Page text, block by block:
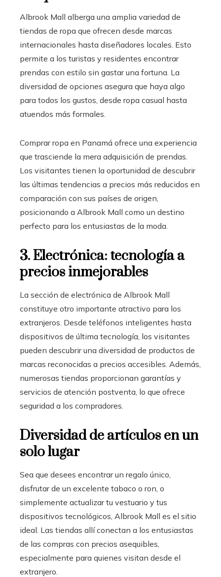
Albrook Mall alberga una amplia variedad de
tiendas de ropa que ofrecen desde marcas
internacionales hasta diseñadores locales. Esto
permite a los turistas y residentes encontrar
prendas con estilo sin gastar una fortuna. La
diversidad de opciones asegura que haya algo
para todos los gustos, desde ropa casual hasta
atuendos más formales.
Comprar ropa en Panamá ofrece una experiencia
que trasciende la mera adquisición de prendas.
Los visitantes tienen la oportunidad de descubrir
las últimas tendencias a precios más reducidos en
comparación con sus países de origen,
posicionando a Albrook Mall como un destino
perfecto para los entusiastas de la moda.
3. Electrónica: tecnología a
precios inmejorables
La sección de electrónica de Albrook Mall
constituye otro importante atractivo para los
extranjeros. Desde teléfonos inteligentes hasta
dispositivos de última tecnología, los visitantes
pueden descubrir una diversidad de productos de
marcas reconocidas a precios accesibles. Además,
numerosas tiendas proporcionan garantías y
servicios de atención postventa, lo que ofrece
seguridad a los compradores.
Diversidad de artículos en un
solo lugar
Sea que desees encontrar un regalo único,
disfrutar de un excelente tabaco o ron, o
simplemente actualizar tu vestuario y tus
dispositivos tecnológicos, Albrook Mall es el sitio
ideal. Las tiendas allí conectan a los entusiastas
de las compras con precios asequibles,
especialmente para quienes visitan desde el
extranjero.